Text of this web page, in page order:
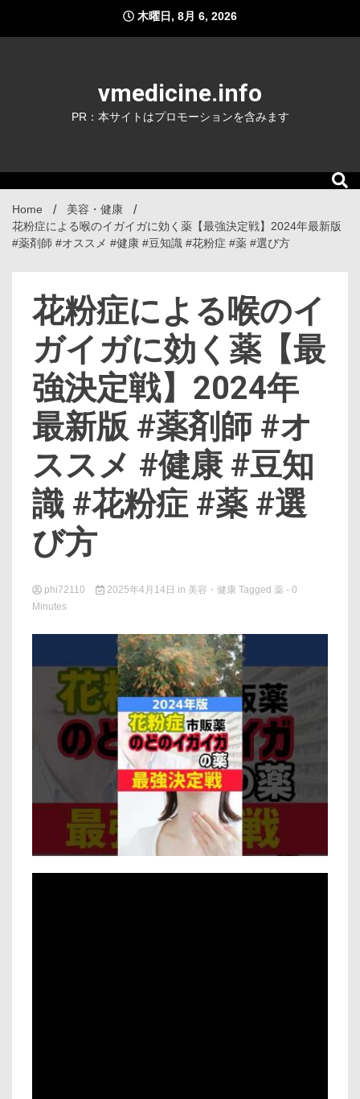
content
木曜日, 8月 6, 2026
vmedicine.info
PR：本サイトはプロモーションを含みます
Home
美容・健康
花粉症による喉のイガイガに効く薬【最強決定戦】2024年最新版
#薬剤師 #オススメ #健康 #豆知識 #花粉症 #薬 #選び方
花粉症による喉のイ
ガイガに効く薬【最
強決定戦】2024年
最新版 #薬剤師 #オ
ススメ #健康 #豆知
識 #花粉症 #薬 #選
び方
phi72110 2025年4月14日 in 美容・健康 Tagged 薬 - 0
Minutes